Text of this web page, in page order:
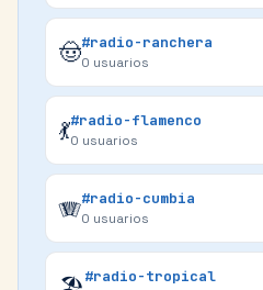
🤠#radio-ranchera
0 usuarios
💃#radio-flamenco
0 usuarios
🪗#radio-cumbia
0 usuarios
#radio-tropical